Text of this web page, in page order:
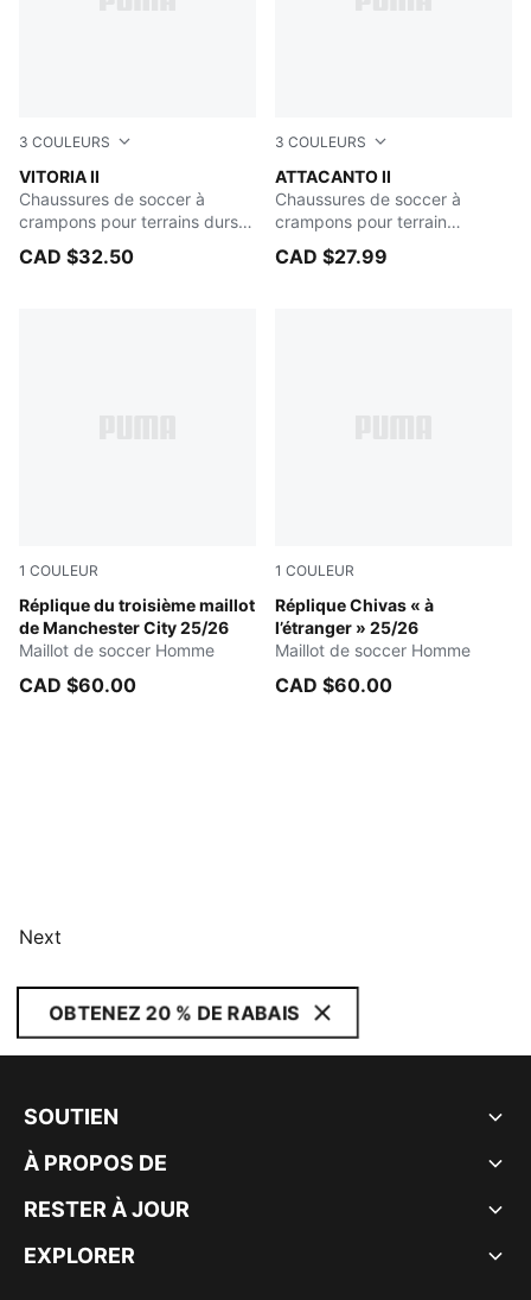
3 COULEURS
VITORIA II
PUMA White-Glowing Red
Chaussures de soccer à
crampons pour terrains durs
ou artificiels pour hommes
CAD $32.50
3 COULEURS
ATTACANTO II
PUMA Black-Glowing Red
Chaussures de soccer à
crampons pour terrain
dur/terrain artificiel Enfant et
adolescent
CAD $27.99
1 COULEUR
Réplique du troisième maillot
de Manchester City 25/26
Cool Weather-Pro Green
Maillot de soccer Homme
CAD $60.00
1 COULEUR
Réplique Chivas « à
l’étranger » 25/26
PUMA WHITE
Maillot de soccer Homme
CAD $60.00
Next
OBTENEZ 20 % DE RABAIS
SOUTIEN
À PROPOS DE
RESTER À JOUR
EXPLORER